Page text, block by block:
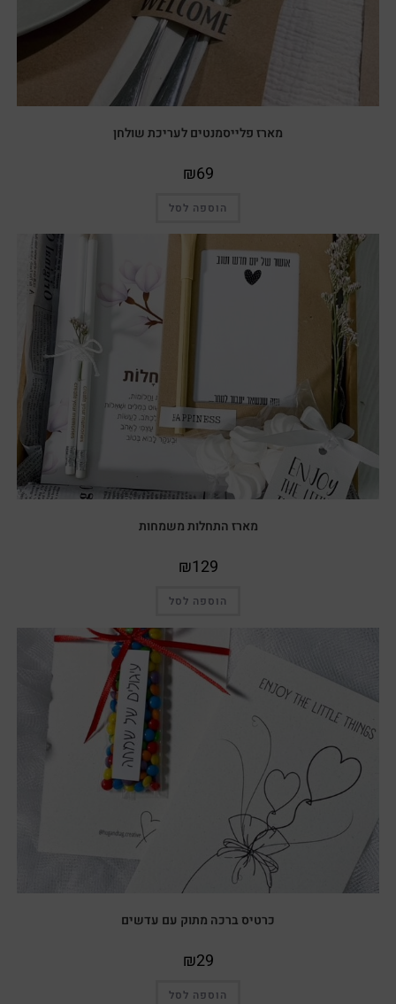
מארז פלייסמנטים לעריכת שולחן
₪69
הוספה לסל
מארז התחלות משמחות
₪129
הוספה לסל
כרטיס ברכה מתוק עם עדשים
₪29
הוספה לסל